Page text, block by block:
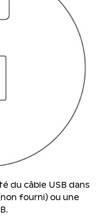
du câble USB dans
fourni) ou une